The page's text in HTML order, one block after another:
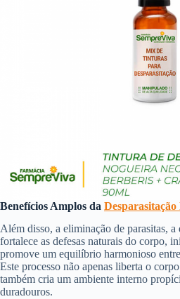
Benefícios Amplos da
Além disso, a eliminação de parasitas, a
fortalece as defesas naturais do corpo,
promove um equilíbrio harmonioso
Este processo não apenas liberta o
também cria um ambiente interno
duradouros.